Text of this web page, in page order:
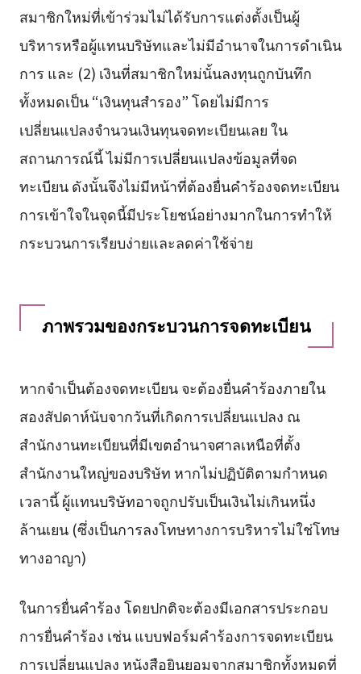
สมาชิกใหม่ที่เข้าร่วมไม่ได้รับการแต่งตั้งเป็นผู้
บริหารหรือผู้แทนบริษัทและไม่มีอำนาจในการดำเนิน
การ และ (2) เงินที่สมาชิกใหม่นั้นลงทุนถูกบันทึก
ทั้งหมดเป็น “เงินทุนสำรอง” โดยไม่มีการ
เปลี่ยนแปลงจำนวนเงินทุนจดทะเบียนเลย ใน
สถานการณ์นี้ ไม่มีการเปลี่ยนแปลงข้อมูลที่จด
ทะเบียน ดังนั้นจึงไม่มีหน้าที่ต้องยื่นคำร้องจดทะเบียน
การเข้าใจในจุดนี้มีประโยชน์อย่างมากในการทำให้
กระบวนการเรียบง่ายและลดค่าใช้จ่าย
ภาพรวมของกระบวนการจดทะเบียน
หากจำเป็นต้องจดทะเบียน จะต้องยื่นคำร้องภายใน
สองสัปดาห์นับจากวันที่เกิดการเปลี่ยนแปลง ณ
สำนักงานทะเบียนที่มีเขตอำนาจศาลเหนือที่ตั้ง
สำนักงานใหญ่ของบริษัท หากไม่ปฏิบัติตามกำหนด
เวลานี้ ผู้แทนบริษัทอาจถูกปรับเป็นเงินไม่เกินหนึ่ง
ล้านเยน (ซึ่งเป็นการลงโทษทางการบริหารไม่ใช่โทษ
ทางอาญา)
ในการยื่นคำร้อง โดยปกติจะต้องมีเอกสารประกอบ
การยื่นคำร้อง เช่น แบบฟอร์มคำร้องการจดทะเบียน
การเปลี่ยนแปลง หนังสือยินยอมจากสมาชิกทั้งหมดที่